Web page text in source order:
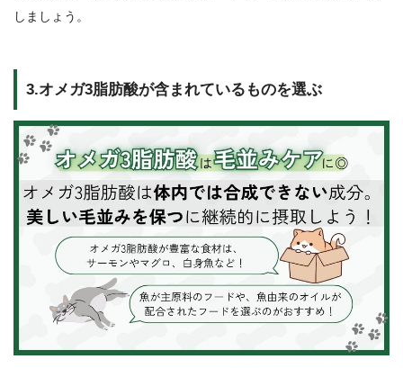
しましょう。
3.オメガ3脂肪酸が含まれているものを選ぶ